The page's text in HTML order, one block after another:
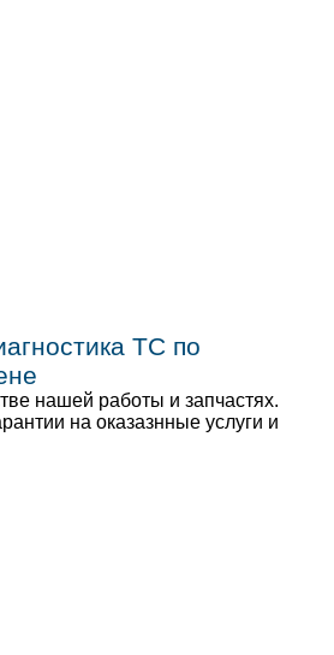
ТС по
нашей работы и запчастях.
на оказазнные услуги и